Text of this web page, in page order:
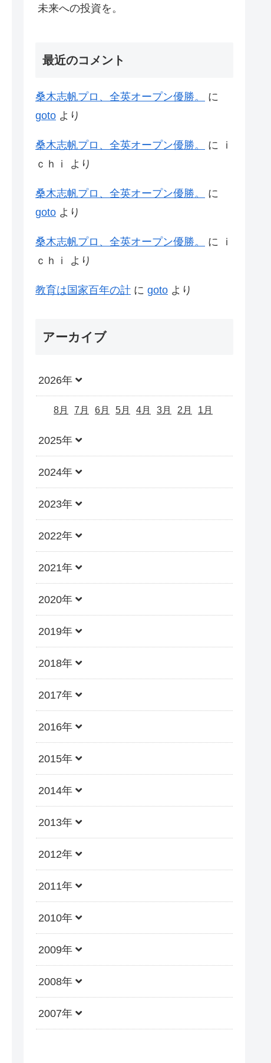
未来への投資を。
最近のコメント
桑木志帆プロ、全英オープン優勝。
に
goto より
桑木志帆プロ、全英オープン優勝。 に
ｉ
ｃｈｉ
より
桑木志帆プロ、全英オープン優勝。
に
goto より
桑木志帆プロ、全英オープン優勝。 に
ｉ
ｃｈｉ
より
教育は国家百年の計 に goto より
アーカイブ
2026年
8月 7月 6月 5月 4月 3月 2月 1月
2025年
2024年
2023年
2022年
2021年
2020年
2019年
2018年
2017年
2016年
2015年
2014年
2013年
2012年
2011年
2010年
2009年
2008年
2007年